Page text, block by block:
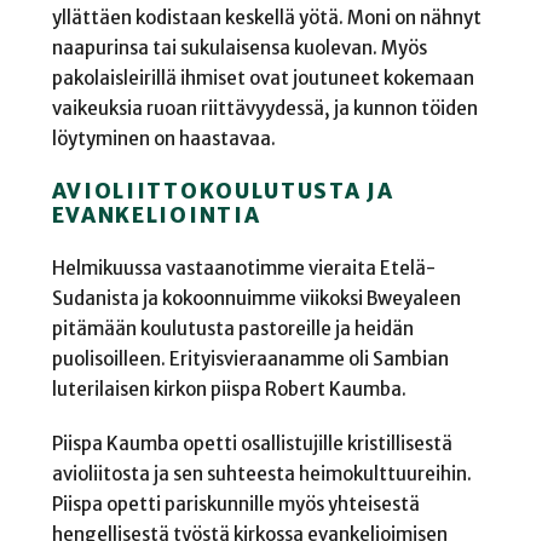
yllättäen kodistaan keskellä yötä. Moni on nähnyt
naapurinsa tai sukulaisensa kuolevan. Myös
pakolaisleirillä ihmiset ovat joutuneet kokemaan
vaikeuksia ruoan riittävyydessä, ja kunnon töiden
löytyminen on haastavaa.
AVIOLIITTOKOULUTUSTA JA
EVANKELIOINTIA
Helmikuussa vastaanotimme vieraita Etelä-
Sudanista ja kokoonnuimme viikoksi Bweyaleen
pitämään koulutusta pastoreille ja heidän
puolisoilleen. Erityisvieraanamme oli Sambian
luterilaisen kirkon piispa Robert Kaumba.
Piispa Kaumba opetti osallistujille kristillisestä
avioliitosta ja sen suhteesta heimokulttuureihin.
Piispa opetti pariskunnille myös yhteisestä
hengellisestä työstä kirkossa evankelioimisen